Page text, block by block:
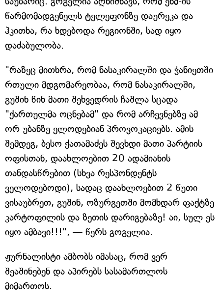
წარმომადგენელს ტელეფონზე დაურეკა და
ჰკითხა, რა ხდებოდა რეგიონში, სად იყო
დაძაბულობა.
"რაზეც მითხრა, რომ ნასაკირალში და ჭანიეთში
რთული მდგომარეობაა, რომ ნასაკირალში,
გუშინ წინ მათი შეხვედრის ჩაშლა სცადა
"ქართულმა ოცნებამ" და რომ არჩევნებზე ამ
ორ უბანზე ელოდებიან პროვოკაციებს. ამის
შემდეგ, ბესო ქათამაძეს შევხდი მათი პარტიის
ოფისთან, დაახლოებით 20 ადამიანის
თანდასწრებით (სხვა რესპონდენტს
ველოდებოდი), სადაც დაახლოებით 2 წუთი
ვისაუბრეთ, გუშინ, ოზურგეთში მომხდარ ფაქტზე
კარტოფილის და ზეთის დარიგებაზე! აი, სულ ეს
იყო ამბავი!!!", — წერს გოგელია.
ჟურნალისტი ამბობს იმასაც, რომ ვერ
შეაშინებენ და აპირებს სასამართლოს
მიმართოს.